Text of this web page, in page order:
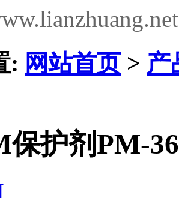
: 网站首页> 产
保护剂PM-